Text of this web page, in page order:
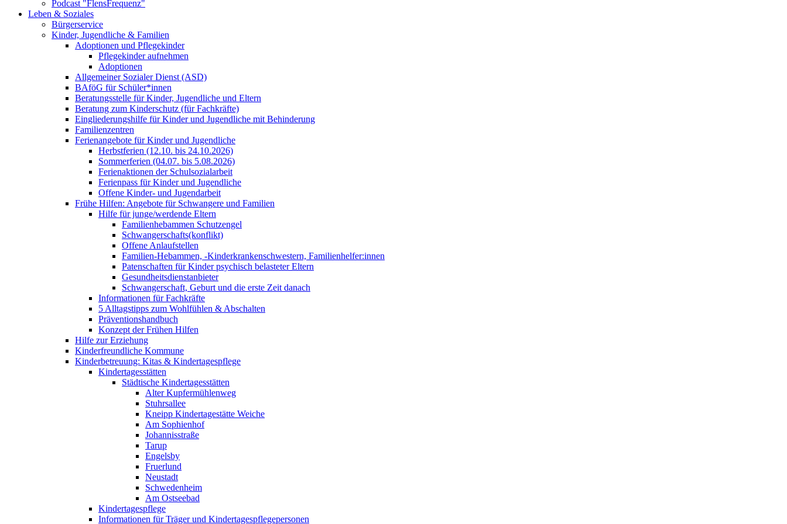
Podcast "FlensFrequenz"
Leben & Soziales
Bürgerservice
Kinder, Jugendliche & Familien
Adoptionen und Pflegekinder
Pflegekinder aufnehmen
Adoptionen
Allgemeiner Sozialer Dienst (ASD)
BAföG für Schüler*innen
Beratungsstelle für Kinder, Jugendliche und Eltern
Beratung zum Kinderschutz (für Fachkräfte)
Eingliederungshilfe für Kinder und Jugendliche mit Behinderung
Familienzentren
Ferienangebote für Kinder und Jugendliche
Herbstferien (12.10. bis 24.10.2026)
Sommerferien (04.07. bis 5.08.2026)
Ferienaktionen der Schulsozialarbeit
Ferienpass für Kinder und Jugendliche
Offene Kinder- und Jugendarbeit
Frühe Hilfen: Angebote für Schwangere und Familien
Hilfe für junge/werdende Eltern
Familienhebammen Schutzengel
Schwangerschafts(konflikt)
Offene Anlaufstellen
Familien-Hebammen, -Kinderkrankenschwestern, Familienhelfer:innen
Patenschaften für Kinder psychisch belasteter Eltern
Gesundheitsdienstanbieter
Schwangerschaft, Geburt und die erste Zeit danach
Informationen für Fachkräfte
5 Alltagstipps zum Wohlfühlen & Abschalten
Präventionshandbuch
Konzept der Frühen Hilfen
Hilfe zur Erziehung
Kinderfreundliche Kommune
Kinderbetreuung: Kitas & Kindertagespflege
Kindertagesstätten
Städtische Kindertagesstätten
Alter Kupfermühlenweg
Stuhrsallee
Kneipp Kindertagestätte Weiche
Am Sophienhof
Johannisstraße
Tarup
Engelsby
Fruerlund
Neustadt
Schwedenheim
Am Ostseebad
Kindertagespflege
Informationen für Träger und Kindertagespflegepersonen